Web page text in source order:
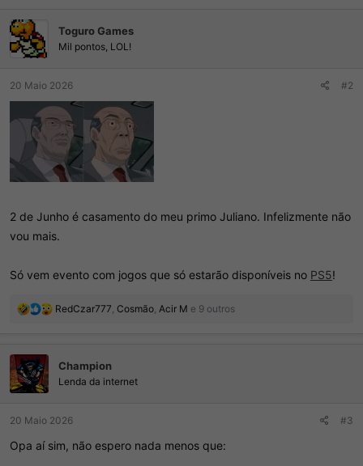
Toguro Games
Mil pontos, LOL!
20 Maio 2026 #2
2 de Junho é casamento do meu primo Juliano. Infelizmente não
vou mais.
Só vem evento com jogos que só estarão disponíveis no PS5!
R
õ
e
RedCzar777, Cosmão, Acir M e 9 outros
Champion
Lenda da internet
20 Maio 2026 #3
Opa aí sim, não espero nada menos que: